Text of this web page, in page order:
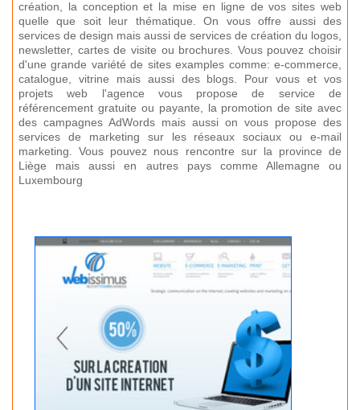
création, la conception et la mise en ligne de vos sites web
quelle que soit leur thématique. On vous offre aussi des
services de design mais aussi de services de création du logos,
newsletter, cartes de visite ou brochures. Vous pouvez choisir
d'une grande variété de sites examples comme: e-commerce,
catalogue, vitrine mais aussi des blogs. Pour vous et vos
projets web l'agence vous propose de service de
référencement gratuite ou payante, la promotion de site avec
des campagnes AdWords mais aussi on vous propose des
services de marketing sur les réseaux sociaux ou e-mail
marketing. Vous pouvez nous rencontre sur la province de
Liège mais aussi en autres pays comme Allemagne ou
Luxembourg